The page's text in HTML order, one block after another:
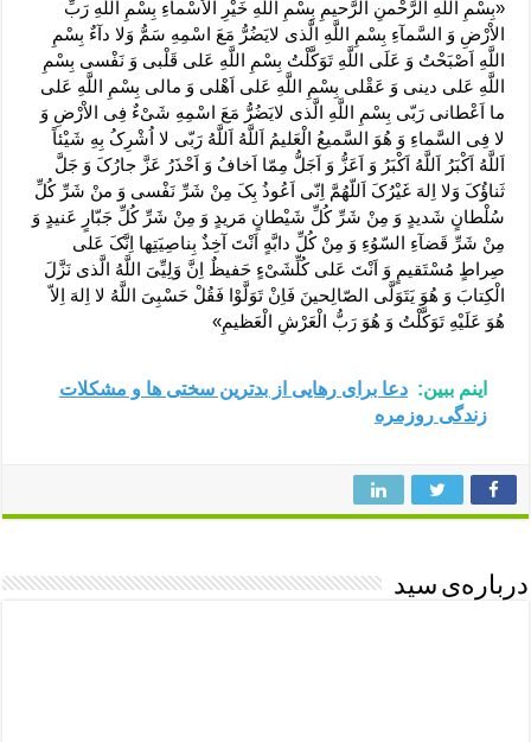
«بِسْمِ اللَّهِ الرَّحْمنِ الرَّحیمِ بِسْمِ اللَّهِ خَیْرِ الاْسْماءِ بِسْمِ اللَّهِ رَبِّ
الاْرْضِ وَ السَّمآءِ بِسْمِ اللَّهِ الَّذى لایَضُرُّ مَعَ اسْمِهِ سَمُّ وَلا دآءٌ بِسْمِ
اللَّهِ اَصْبَحْتُ وَ عَلَى اللَّهِ تَوَکَّلْتُ بِسْمِ اللَّهِ عَلى قَلْبى وَ نَفْسى بِسْمِ
اللَّهِ عَلى دینى وَ عَقْلى بِسْمِ اللَّهِ عَلى اَهْلى وَ مالى بِسْمِ اللَّهِ عَلى
ما اَعْطانى رَبّى بِسْمِ اللَّهِ الَّذى لایَضُرُّ مَعَ اسْمِهِ شَىْءٌ فِى الاْرْضِ وَ
لا فِى السَّماءِ وَ هُوَ السَّمیعُ الْعَلیمُ اَللَّهُ اَللَّهُ رَبّى لا اُشْرِکُ بِهِ شَیْئاً
اَللَّهُ اَکْبَرُ اَللَّهُ اَکْبَرُ وَ اَعَزُّ وَ اَجَلُّ مِمّا اَخافُ وَ اَحْذَرُ عَزَّ جارُکَ وَ جَلَّ
ثَناؤُکَ وَلا اِلهَ غَیْرُکَ اَللّهُمَّ اِنّى اَعُوذُ بِکَ مِنْ شَرِّ نَفْسى وَ منْ شَرِّ کُلِّ
سُلْطانٍ شَدیدٍ وَ مِنْ شَرِّ کُلِّ شَیْطانٍ مَریدٍ وَ مِنْ شَرِّ کُلِّ جَبّارٍ عَنیدٍ وَ
مِنْ شَرِّ قَضآءِ السّوُءِ وَ مِنْ کُلِّ دابَّهٍ اَنْتَ آخِذٌ بِناصِیَتِها اِنَّکَ عَلى
صِراطٍ مُسْتَقیمٍ وَ اَنْتَ عَلى کُلِّشَىْءٍ حَفیظٌ اِنَّ وَلِیِّىَ اللَّهُ الَّذى نَزَّلَ
الْکِتابَ وَ هُوَ یَتَوَلَّى الصّالِحینَ فَاِنْ تَوَلَّوْا فَقُلْ حَسْبِىَ اللَّهُ لا اِلهَ اِلاّ
هُوَ عَلَیْهِ تَوَکَّلْتُ وَ هُوَ رَبُّ الْعَرْشِ الْعَظیمِ»
اینم ببین: دعا برای رهایی از بدترین سختی ها و مشکلات
زندگی روزمره
درباره‌ی سید